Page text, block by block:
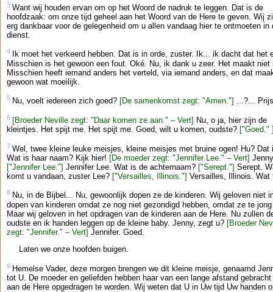
3 Want wij houden ervan om op het Woord de nadruk te leggen. Dat is de
hoofdzaak: om onze tijd geheel aan het Woord van de Here te geven. Wij
erg dankbaar voor de gelegenheid om u allen vandaag hier te ontmoeten in
dienst.
4
Ik moet het verkeerd hebben. Dat is in orde, zuster. Ik... ik dacht dat het
Misschien is het gewoon een fout. Oké. Nu, ik dank u zeer. Het maakt niet
Misschien heeft iemand anders het verteld, via iemand anders, en dat
gewoon wat moeilijk.
5 Nu, voelt iedereen zich goed? [De samenkomst zegt: "Amen."] ...?...
6 [Broeder Neville zegt: "Daar komen ze aan." – Vert] Nu, o ja, hier zijn de
kleintjes. Het spijt me. Het spijt me. Goed, wilt u komen, oudste? ["Goed."
7 Wel, twee kleine leuke meisjes, kleine meisjes met bruine ogen! Hu? Dat
Wat is haar naam? Kijk hier! [De moeder zegt: "Jennifer Lee." – Vert]
["Jennifer Lee."] Jennifer Lee. Wat is de achternaam? ["Serept."] Serept.
komt u vandaan, zuster Lee? ["Versailles, Illinois."] Versailles, Illinois. Wat
8 Nu, in de Bijbel... Nu, gewoonlijk dopen ze de kinderen. Wij geloven niet
dopen van kinderen omdat ze nog niet gezondigd hebben, omdat ze te
Maar wij geloven in het opdragen van de kinderen aan de Here. Nu zullen
oudste en ik handen leggen op de kleine baby. Jenny, zegt u? [Broeder
zegt: "Jennifer." – Vert] Jennifer. Goed.
Laten we onze hoofden buigen.
9 Hemelse Vader, deze morgen brengen we dit kleine meisje, genaamd
tot U. De moeder en geliefden hebben haar van een lange afstand gebracht
aan de Here opgedragen te worden. Wij weten dat U in Uw tijd Uw handen